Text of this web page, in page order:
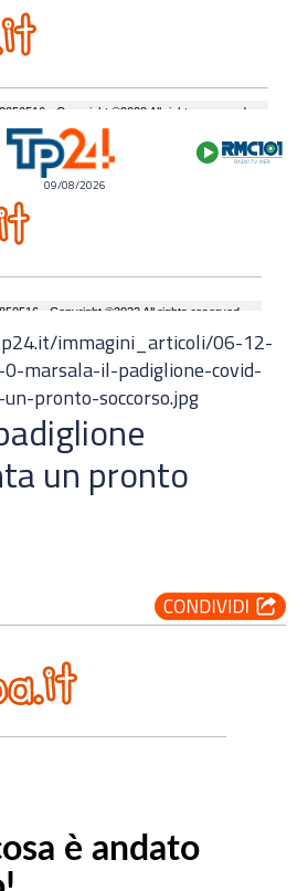
09/08/2026
un pronto